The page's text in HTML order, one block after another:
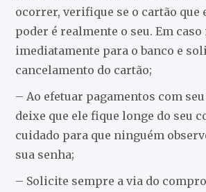
ocorrer, verifique se o cartão que
poder é realmente o seu. Em
imediatamente para o banco e
cancelamento do cartão;
– Ao efetuar pagamentos com
deixe que ele fique longe do seu
cuidado para que ninguém
sua senha;
– Solicite sempre a via do